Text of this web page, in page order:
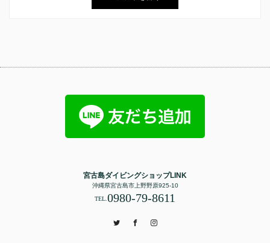
宮古島ダイビングショップLINK
沖縄県宮古島市上野野原925-10
TEL.0980-79-8611
TwitterFacebook